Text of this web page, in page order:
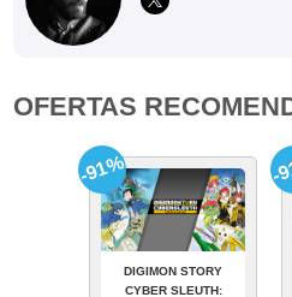
OFERTAS
DIGIMON STORY
CYBER SLEUTH:
-91% -